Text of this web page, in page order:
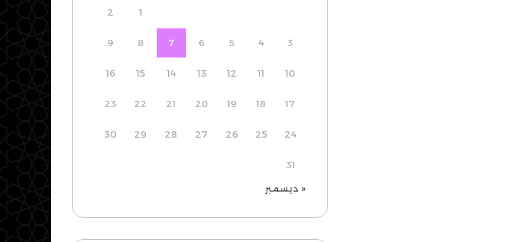
1
2
3
4
5
6
7
8
9
10
11
12
13
14
15
16
17
18
19
20
21
22
23
24
25
26
27
28
29
30
31
« ديسمبر